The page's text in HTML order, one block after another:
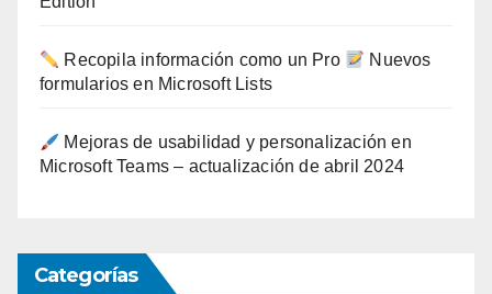
Recopila información como un Pro
Nuevos
formularios en Microsoft Lists
Mejoras de usabilidad y personalización en
Microsoft Teams – actualización de abril 2024
Categorías